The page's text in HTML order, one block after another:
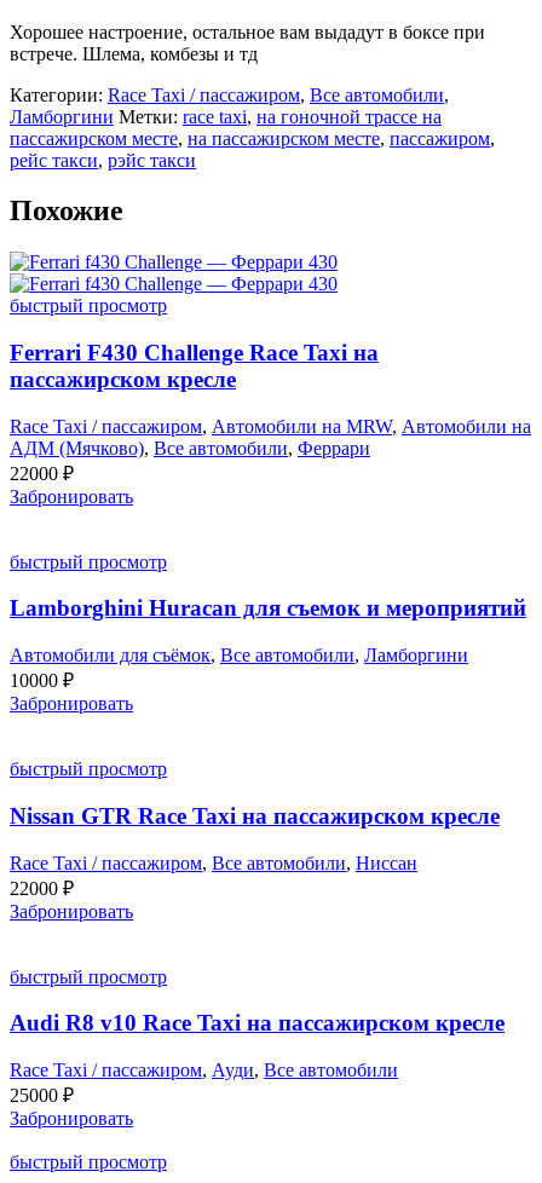
Хорошее настроение, остальное вам выдадут в боксе при
встрече. Шлема, комбезы и тд
Категории: Race Taxi / пассажиром, Все автомобили,
Ламборгини Метки: race taxi, на гоночной трассе на
пассажирском месте, на пассажирском месте, пассажиром,
рейс такси, рэйс такси
Похожие
быстрый просмотр
Ferrari F430 Challenge Race Taxi на
пассажирском кресле
Race Taxi / пассажиром, Автомобили на MRW, Автомобили на
АДМ (Мячково), Все автомобили, Феррари
22000 ₽
Забронировать
быстрый просмотр
Lamborghini Huracan для съемок и мероприятий
Автомобили для съёмок, Все автомобили, Ламборгини
10000 ₽
Забронировать
быстрый просмотр
Nissan GTR Race Taxi на пассажирском кресле
Race Taxi / пассажиром, Все автомобили, Ниссан
22000 ₽
Забронировать
быстрый просмотр
Audi R8 v10 Race Taxi на пассажирском кресле
Race Taxi / пассажиром, Ауди, Все автомобили
25000 ₽
Забронировать
быстрый просмотр